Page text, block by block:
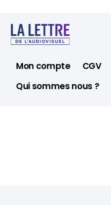
Mon compte CGV
Qui sommes nous ?